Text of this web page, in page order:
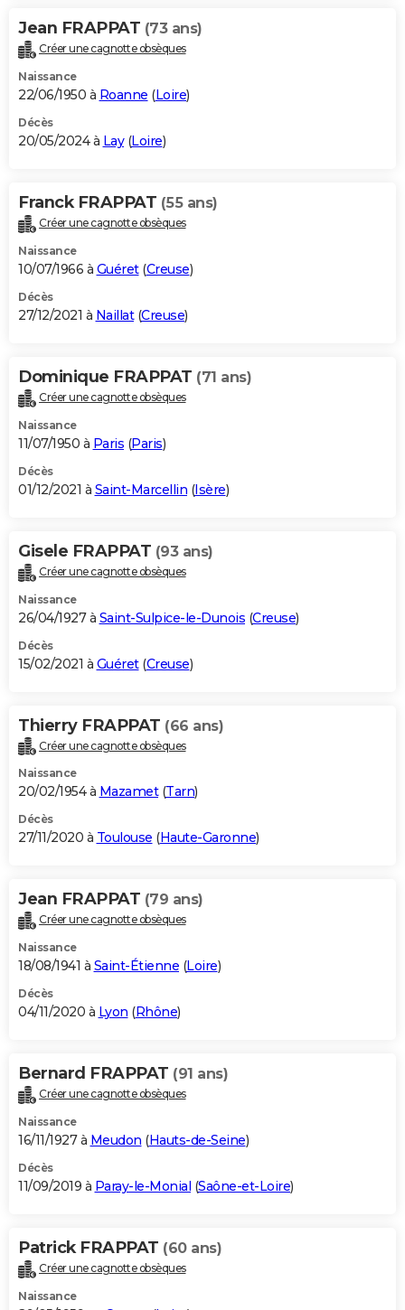
Jean FRAPPAT (73 ans)
Créer une cagnotte obsèques
Naissance
22/06/1950 à Roanne (Loire)
Décès
20/05/2024 à Lay(Loire)
Franck FRAPPAT (55 ans)
Créer une cagnotte obsèques
Naissance
10/07/1966 à Guéret(Creuse)
Décès
27/12/2021 à Naillat(Creuse)
Dominique FRAPPAT (71 ans)
Créer une cagnotte obsèques
Naissance
11/07/1950 à Paris (Paris)
Décès
01/12/2021 à Saint-Marcellin (Isère)
Gisele FRAPPAT (93 ans)
Créer une cagnotte obsèques
Naissance
26/04/1927 à Saint-Sulpice-le-Dunois (Creuse)
Décès
15/02/2021 à Guéret(Creuse)
Thierry FRAPPAT (66 ans)
Créer une cagnotte obsèques
Naissance
20/02/1954 à Mazamet(Tarn)
Décès
27/11/2020 à Toulouse (Haute-Garonne)
Jean FRAPPAT (79 ans)
Créer une cagnotte obsèques
Naissance
18/08/1941 à Saint-Étienne (Loire)
Décès
04/11/2020 à Lyon (Rhône)
Bernard FRAPPAT (91 ans)
Créer une cagnotte obsèques
Naissance
16/11/1927 à Meudon (Hauts-de-Seine)
Décès
11/09/2019 à Paray-le-Monial (Saône-et-Loire)
Patrick FRAPPAT (60 ans)
Créer une cagnotte obsèques
Naissance